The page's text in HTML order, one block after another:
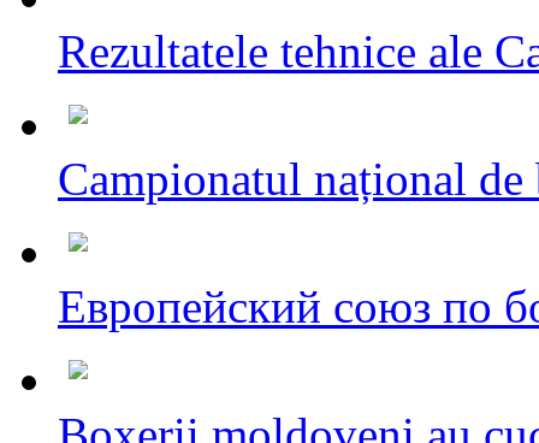
Rezultatele tehnice ale
Campionatul național
Европейский союз по